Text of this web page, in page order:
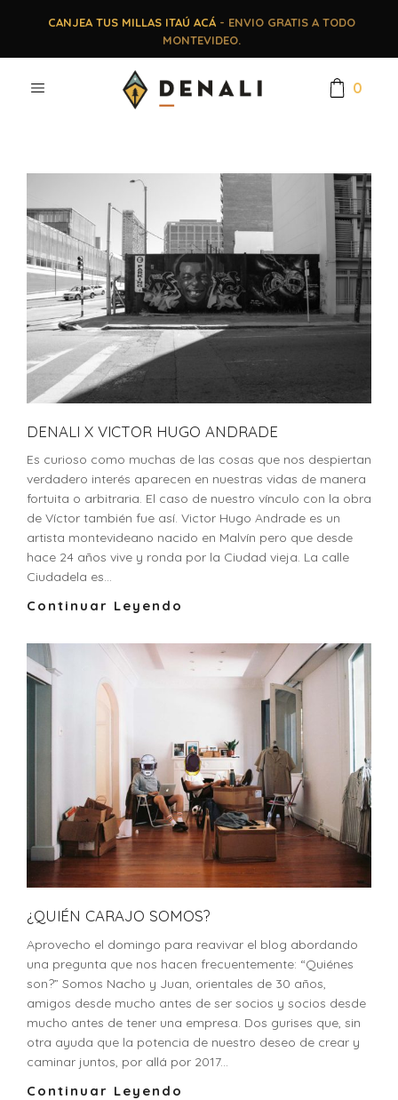
CANJEA TUS MILLAS ITAÚ ACÁ- ENVIO GRATIS A TODO
MONTEVIDEO.
0
DENALI X VICTOR HUGO ANDRADE
Es curioso como muchas de las cosas que nos despiertan
verdadero interés aparecen en nuestras vidas de manera
fortuita o arbitraria. El caso de nuestro vínculo con la obra
de Víctor también fue así. Victor Hugo Andrade es un
artista montevideano nacido en Malvín pero que desde
hace 24 años vive y ronda por la Ciudad vieja. La calle
Ciudadela es...
Continuar Leyendo
¿QUIÉN CARAJO SOMOS?
Aprovecho el domingo para reavivar el blog abordando
una pregunta que nos hacen frecuentemente: “Quiénes
son?” Somos Nacho y Juan, orientales de 30 años,
amigos desde mucho antes de ser socios y socios desde
mucho antes de tener una empresa. Dos gurises que, sin
otra ayuda que la potencia de nuestro deseo de crear y
caminar juntos, por allá por 2017...
Continuar Leyendo